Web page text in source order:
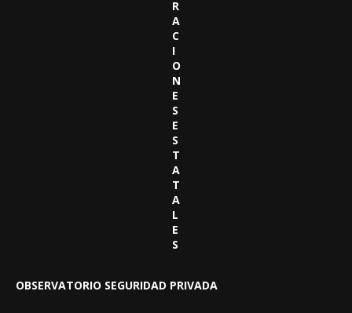
R
A
C
I
O
N
E
S
E
S
T
A
T
A
L
E
S
OBSERVATORIO SEGURIDAD PRIVADA